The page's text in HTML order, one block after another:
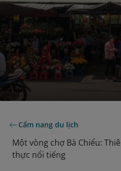
Cẩm nang du lịch
Một vòng chợ Bà Chiểu:
thực nổi tiếng